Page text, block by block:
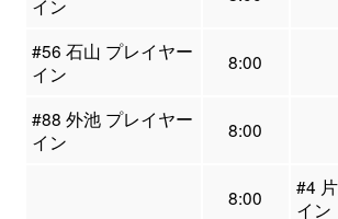
イン
#56 石山 プレイヤー
イン
8:00
#88 外池 プレイヤー
イン
8:00
8:00
#4
イン